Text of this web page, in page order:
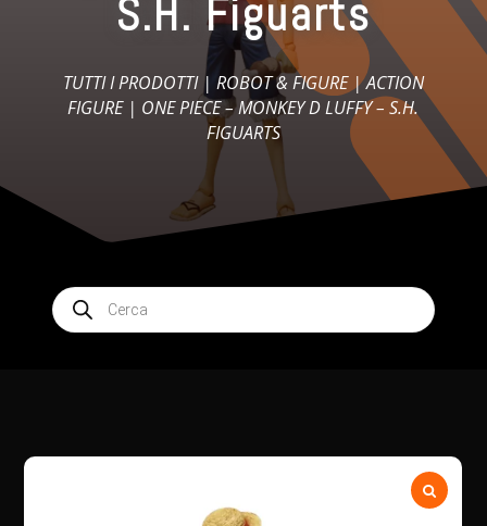
S.H. Figuarts
TUTTI I PRODOTTI| ROBOT & FIGURE|ACTION
FIGURE| ONE PIECE – MONKEY D LUFFY – S.H.
FIGUARTS
Products
search